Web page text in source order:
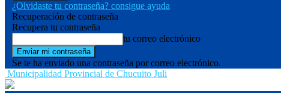
¿Olvidaste tu contraseña? consigue ayuda
Recuperación de contraseña
Recupera tu contraseña
tu correo electrónico
Se te ha enviado una contraseña por correo electrónico.
Municipalidad Provincial de Chucuito Juli